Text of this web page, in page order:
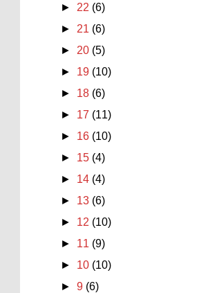
► 22 (6)
► 21 (6)
► 20 (5)
► 19 (10)
► 18 (6)
► 17 (11)
► 16 (10)
► 15 (4)
► 14 (4)
► 13 (6)
► 12 (10)
► 11 (9)
► 10 (10)
►9 (6)